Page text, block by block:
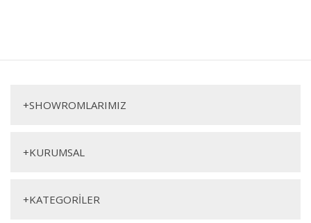
İcon Tv Ünitesi
+SHOWROMLARIMIZ
+KURUMSAL
+KATEGORİLER